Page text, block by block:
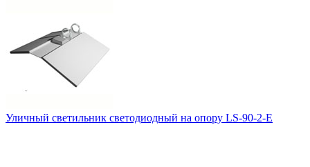
Уличный светильник светодиодный на опору LS-90-2-E